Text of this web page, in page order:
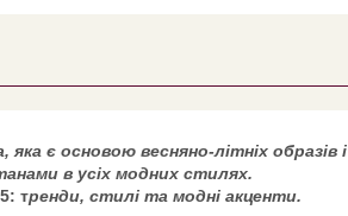
є основою весняно-літніх образів і
в усіх модних стилях.
тренди, стилі та модні акценти.